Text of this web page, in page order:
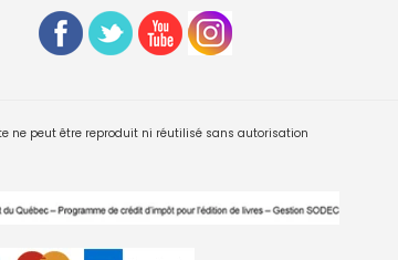
ne peut être reproduit ni réutilisé sans autorisation